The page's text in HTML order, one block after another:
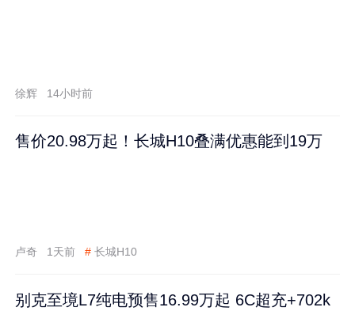
徐辉 14小时前
售价20.98万起！长城H10叠满优惠能到19万
卢奇 1天前 # 长城H10
别克至境L7纯电预售16.99万起 6C超充+702k